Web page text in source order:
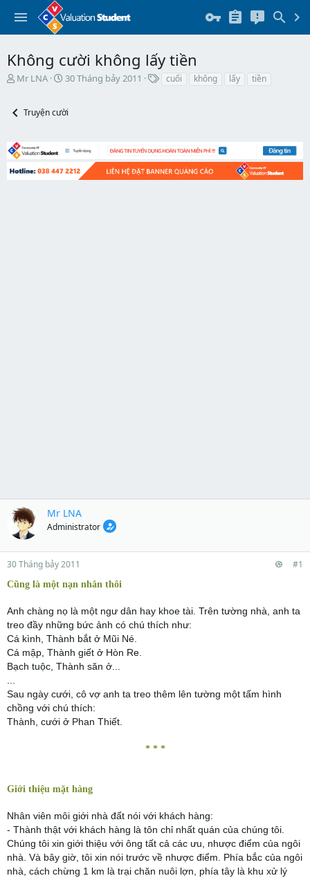
Không cười không lấy tiền
T
e
d
s
a
Mr LNA
N
y
t
ầ
30 Tháng bảy 2011 cuối không lấy tiền
Truyện cười
Mr LNA
Administrator
30 Tháng bảy 2011 #1
Cũng là một nạn nhân thôi
Anh chàng nọ là một ngư dân hay khoe tài. Trên tường nhà, anh ta
treo đầy những bức ảnh có chú thích như:
Cá kình, Thành bắt ở Mũi Né.
Cá mập, Thành giết ở Hòn Re.
Bạch tuộc, Thành săn ở...
...
Sau ngày cưới, cô vợ anh ta treo thêm lên tường một tấm hình
chồng với chú thích:
Thành, cưới ở Phan Thiết.
* * *
Giới thiệu mặt hàng
Nhân viên môi giới nhà đất nói với khách hàng:
- Thành thật với khách hàng là tôn chỉ nhất quán của chúng tôi.
Chúng tôi xin giới thiệu với ông tất cả các ưu, nhược điểm của ngôi
nhà. Và bây giờ, tôi xin nói trước về nhược điểm. Phía bắc của ngôi
nhà, cách chừng 1 km là trại chăn nuôi lợn, phía tây là khu xử lý